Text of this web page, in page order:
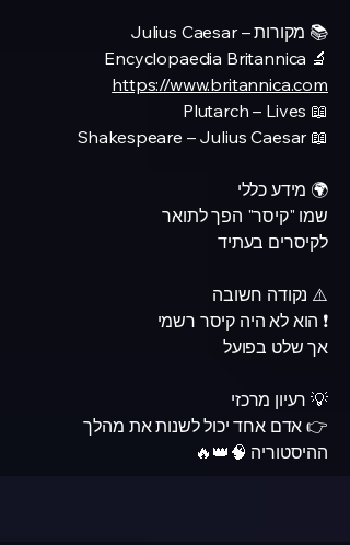
📚 מקורות – Julius Caesar
🔬 Encyclopaedia Britannica
https://www.britannica.com
📖 Plutarch – Lives
📖 Shakespeare – Julius Caesar
🌍 מידע כללי
שמו "קיסר" הפך לתואר
לקיסרים בעתיד
⚠️ נקודה חשובה
❗ הוא לא היה קיסר רשמי
אך שלט בפועל
💡 רעיון מרכזי
👉 אדם אחד יכול לשנות את מהלך
ההיסטוריה 🧠👑🔥